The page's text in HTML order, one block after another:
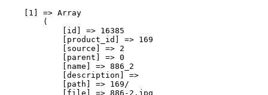
    [1] => Array
        (
            [id] => 16385
            [product_id] => 169
            [source] => 2
            [parent] => 0
            [name] => 886_2
            [description] =>
            [path] => 169/
            [file] => 886-2.jpg